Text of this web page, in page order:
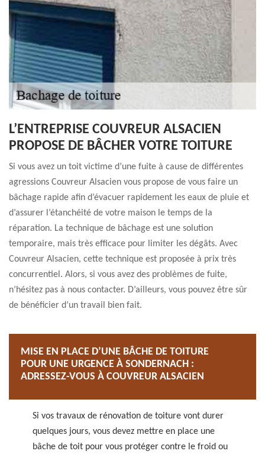
L’ENTREPRISE COUVREUR ALSACIEN
PROPOSE DE BÂCHER VOTRE TOITURE
Si vous avez un toit victime d’une fuite à cause de différentes
agressions Couvreur Alsacien vous propose de vous faire un
bâchage rapide afin d’évacuer rapidement les eaux de pluie et
d’assurer l’étanchéité de votre maison le temps de la
réparation. La technique de bâchage est une solution
temporaire, mais très efficace pour limiter les dégâts. Avec
Couvreur Alsacien, cette technique est proposée à prix très
concurrentiel. Alors, si vous avez des problèmes de fuite,
n’hésitez pas à nous contacter. D’ailleurs, vous pouvez être sûr
de bénéficier d’un travail bien fait.
MISE EN PLACE D’UNE BÂCHE DE TOITURE
POUR UNE URGENCE À SONDERNACH :
ADRESSEZ-VOUS À COUVREUR ALSACIEN
Si vos travaux de rénovation de toiture vont durer
quelques jours, vous devez mettre en place une
bâche de toit pour vous protéger contre le froid ou